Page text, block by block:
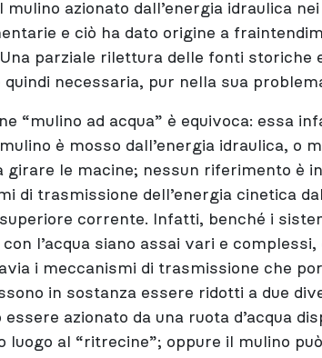
mulino azionato dall’energia idraulica
e ciò ha dato origine a
Una parziale rilettura delle fonti storiche
necessaria, pur nella sua
“mulino ad acqua” è equivoca: essa
è mosso dall’energia idraulica, o
girare le macine; nessun riferimento è
di trasmissione dell’energia cinetica
superiore corrente. Infatti, benché i
l’acqua siano assai vari e complessi,
i meccanismi di trasmissione che
in sostanza essere ridotti a due
azionato da una ruota d’acqua
luogo al “ritrecine”; oppure il mulino